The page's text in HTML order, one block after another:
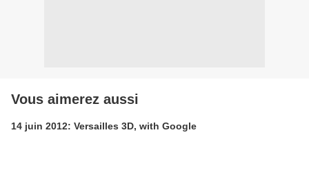
Vous aimerez aussi
14 juin 2012: Versailles 3D, with Google